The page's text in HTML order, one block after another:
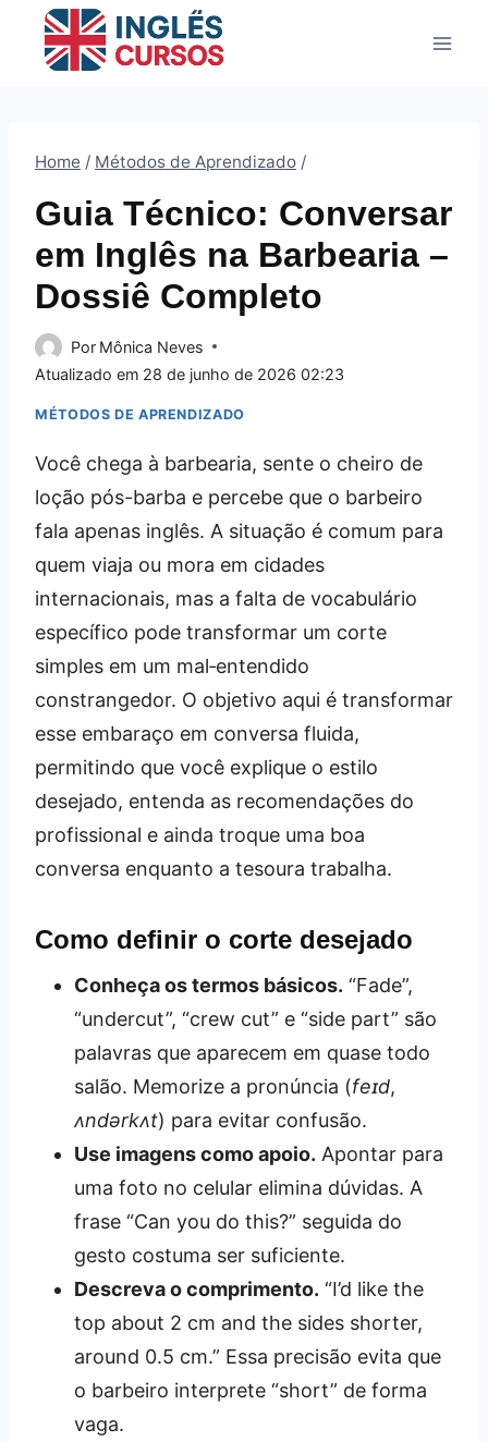
Home / Métodos de Aprendizado /
Guia Técnico: Conversar
em Inglês na Barbearia –
Dossiê Completo
Por Mônica Neves
Atualizado em 28 de junho de 2026 02:23
MÉTODOS DE APRENDIZADO
Você chega à barbearia, sente o cheiro de
loção pós-barba e percebe que o barbeiro
fala apenas inglês. A situação é comum para
quem viaja ou mora em cidades
internacionais, mas a falta de vocabulário
específico pode transformar um corte
simples em um mal‑entendido
constrangedor. O objetivo aqui é transformar
esse embaraço em conversa fluida,
permitindo que você explique o estilo
desejado, entenda as recomendações do
profissional e ainda troque uma boa
conversa enquanto a tesoura trabalha.
Como definir o corte desejado
Conheça os termos básicos. “Fade”,
“undercut”, “crew cut” e “side part” são
palavras que aparecem em quase todo
salão. Memorize a pronúncia (feɪd,
ʌndərkʌt) para evitar confusão.
Use imagens como apoio. Apontar para
uma foto no celular elimina dúvidas. A
frase “Can you do this?” seguida do
gesto costuma ser suficiente.
Descreva o comprimento. “I’d like the
top about 2 cm and the sides shorter,
around 0.5 cm.” Essa precisão evita que
o barbeiro interprete “short” de forma
vaga.